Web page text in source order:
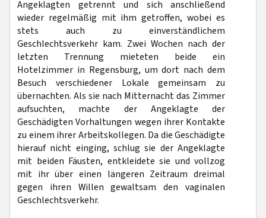
Angeklagten getrennt und sich anschließend
wieder regelmäßig mit ihm getroffen, wobei es
stets auch zu einverständlichem
Geschlechtsverkehr kam. Zwei Wochen nach der
letzten Trennung mieteten beide ein
Hotelzimmer in Regensburg, um dort nach dem
Besuch verschiedener Lokale gemeinsam zu
übernachten. Als sie nach Mitternacht das Zimmer
aufsuchten, machte der Angeklagte der
Geschädigten Vorhaltungen wegen ihrer Kontakte
zu einem ihrer Arbeitskollegen. Da die Geschädigte
hierauf nicht einging, schlug sie der Angeklagte
mit beiden Fäusten, entkleidete sie und vollzog
mit ihr über einen längeren Zeitraum dreimal
gegen ihren Willen gewaltsam den vaginalen
Geschlechtsverkehr.